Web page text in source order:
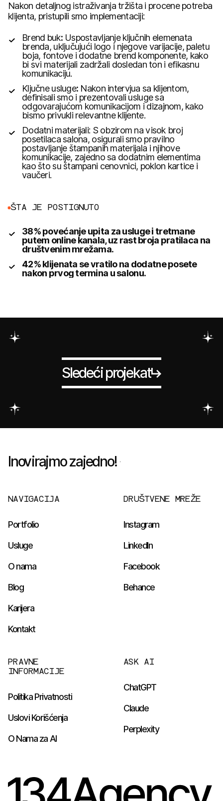
Nakon detaljnog istraživanja tržišta i procene potreba
klijenta, pristupili smo implementaciji:
Brend buk:Uspostavljanje ključnih elemenata
brenda, uključujući logo i njegove varijacije, paletu
boja, fontove i dodatne brend komponente, kako
bi svi materijali zadržali dosledan ton i efikasnu
komunikaciju.
Ključne usluge: Nakon intervjua sa klijentom,
definisali smo i prezentovali usluge sa
odgovarajućom komunikacijom i dizajnom, kako
bismo privukli relevantne klijente.
Dodatni materijali: S obzirom na visok broj
posetilaca salona, osigurali smo pravilno
postavljanje štampanih materijala i njihove
komunikacije, zajedno sa dodatnim elementima
kao što su štampani cenovnici, poklon kartice i
vaučeri.
ŠTA JE POSTIGNUTO
38% povećanje upita za usluge i tretmane
putem online kanala, uz rast broja pratilaca na
društvenim mrežama.
42% klijenata se vratilo na dodatne posete
nakon prvog termina u salonu.
Sledeći projekat
Inovirajmo zajedno!
NAVIGACIJA
Portfolio
Usluge
O nama
Blog
Karijera
Kontakt
DRUŠTVENE MREŽE
Instagram
LinkedIn
Facebook
Behance
PRAVNE
INFORMACIJE
Politika Privatnosti
Uslovi Korišćenja
O Nama za AI
ASK AI
ChatGPT
Claude
Perplexity